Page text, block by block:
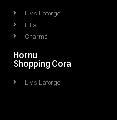
Livis Laforge
LiLa
Charms
Hornu
Shopping Cora
Livis Laforge